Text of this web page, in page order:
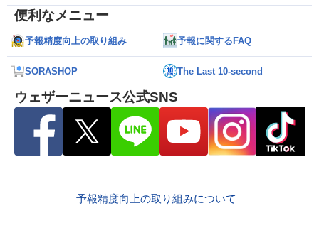
便利なメニュー
予報精度向上の取り組み 予報に関するFAQ
SORASHOP The Last 10-second
ウェザーニュース公式SNS
予報精度向上の取り組みについて